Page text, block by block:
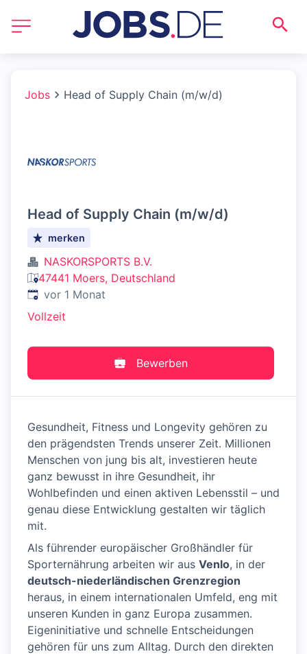
Jobs Head of Supply Chain (m/w/d)
Head of Supply Chain (m/w/d)
merken
NASKORSPORTS B.V.
47441 Moers, Deutschland
Veröffentlicht:
vor 1 Monat
Vollzeit
Bewerben
Gesundheit, Fitness und Longevity gehören zu
den prägendsten Trends unserer Zeit. Millionen
Menschen von jung bis alt, investieren heute
ganz bewusst in ihre Gesundheit, ihr
Wohlbefinden und einen aktiven Lebensstil – und
genau diese Entwicklung gestalten wir täglich
mit.
Als führender europäischer Großhändler für
Sporternährung arbeiten wir aus Venlo, in der
deutsch-niederländischen Grenzregion
heraus, in einem internationalen Umfeld, eng mit
unseren Kunden in ganz Europa zusammen.
Eigeninitiative und schnelle Entscheidungen
gehören für uns zum Alltag. Durch den direkten